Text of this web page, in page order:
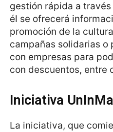
gestión rápida a
él se ofrecerá
promoción de la
campañas solidarias o
con empresas para
con descuentos, entre
Iniciativa
La iniciativa, que